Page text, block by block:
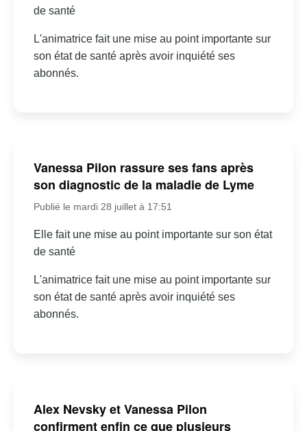
de santé
L'animatrice fait une mise au point importante sur
son état de santé après avoir inquiété ses
abonnés.
Vanessa Pilon rassure ses fans après
son diagnostic de la maladie de Lyme
Publié le mardi 28 juillet à 17:51
Elle fait une mise au point importante sur son état
de santé
L'animatrice fait une mise au point importante sur
son état de santé après avoir inquiété ses
abonnés.
Alex Nevsky et Vanessa Pilon
confirment enfin ce que plusieurs